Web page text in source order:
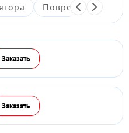
Повреждение
Заказать
Заказать